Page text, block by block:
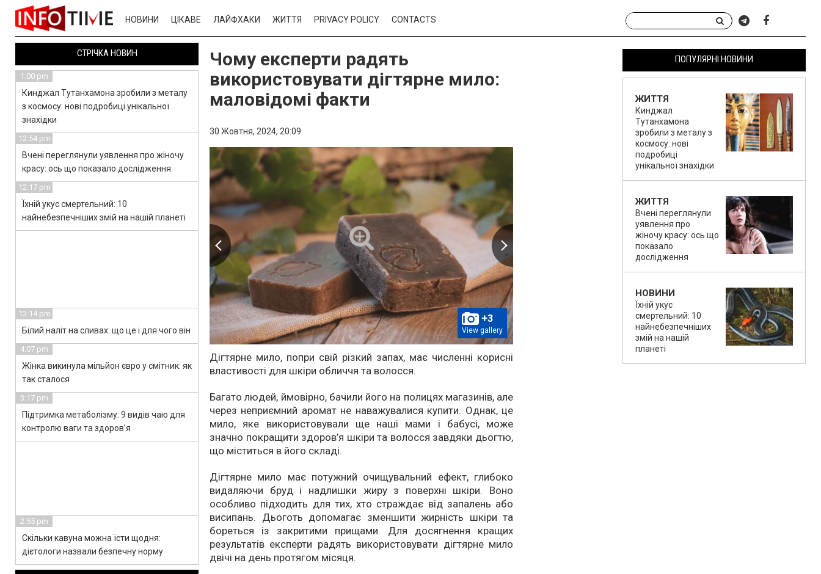
НОВИНИ ЦІКАВЕ ЛАЙФХАКИ ЖИТТЯ PRIVACY POLICY CONTACTS
Чому експерти радять
використовувати дігтярне мило:
маловідомі факти
30 Жовтня, 2024, 20:09
+3
View gallery
Дігтярне мило, попри свій різкий запах, має численні корисні
властивості для шкіри обличчя та волосся.
Багато людей, ймовірно, бачили його на полицях магазинів, але
через неприємний аромат не наважувалися купити. Однак, це
мило, яке використовували ще наші мами і бабусі, може
значно покращити здоров’я шкіри та волосся завдяки дьогтю,
що міститься в його складі.
Дігтярне мило має потужний очищувальний ефект, глибоко
видаляючи бруд і надлишки жиру з поверхні шкіри. Воно
особливо підходить для тих, хто страждає від запалень або
висипань. Дьоготь допомагає зменшити жирність шкіри та
бореться із закритими прищами. Для досягнення кращих
результатів експерти радять використовувати дігтярне мило
двічі на день протягом місяця.
ПОПУЛЯРНІ НОВИНИ
ЖИТТЯ
Кинджал
Тутанхамона
зробили з металу з
космосу: нові
подробиці
унікальної знахідки
ЖИТТЯ
Вчені переглянули
уявлення про
жіночу красу: ось що
показало
дослідження
НОВИНИ
Їхній укус
смертельний: 10
найнебезпечніших
змій на нашій
планеті
СТРІЧКА НОВИН
1:00 pm
Кинджал Тутанхамона зробили з металу
з космосу: нові подробиці унікальної
знахідки
12:54 pm
Вчені переглянули уявлення про жіночу
красу: ось що показало дослідження
12:17 pm
Їхній укус смертельний: 10
найнебезпечніших змій на нашій планеті
12:14 pm
Білий наліт на сливах: що це і для чого він
4:07 pm
Жінка викинула мільйон євро у смітник: як
так сталося
3:17 pm
Підтримка метаболізму: 9 видів чаю для
контролю ваги та здоров’я
2:55 pm
Скільки кавуна можна їсти щодня:
дієтологи назвали безпечну норму